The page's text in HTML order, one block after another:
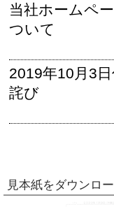
当社ホームペ
ついて
2019年10月3
詫び
見本紙をダウンロ